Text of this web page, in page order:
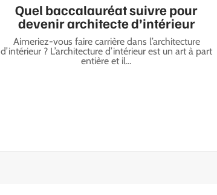
Quel baccalauréat suivre pour
devenir architecte d’intérieur
Aimeriez-vous faire carrière dans l’architecture
d’intérieur ? L’architecture d’intérieur est un art à part
entière et il…